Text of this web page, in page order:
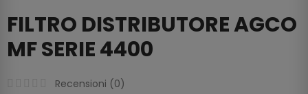
FILTRO DISTRIBUTORE AGCO
MF SERIE 4400
Recensioni (0)